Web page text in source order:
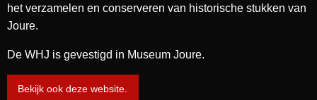
het verzamelen en conserveren van historische stukken van
Joure.
De WHJ is gevestigd in Museum Joure.
Bekijk ook deze website.